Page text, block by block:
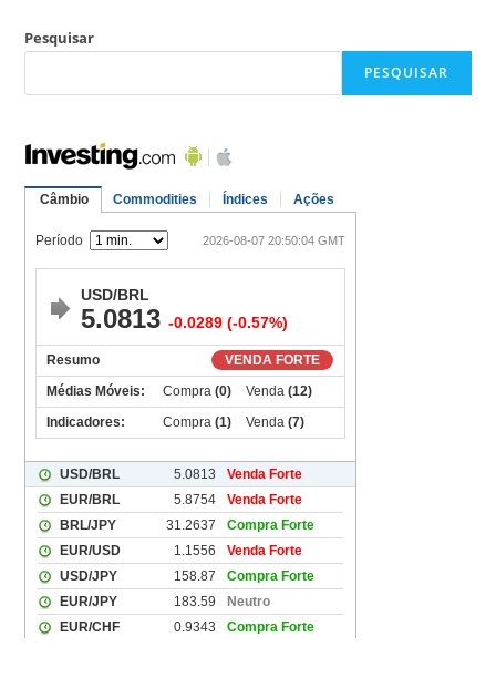
Pesquisar
PESQUISAR